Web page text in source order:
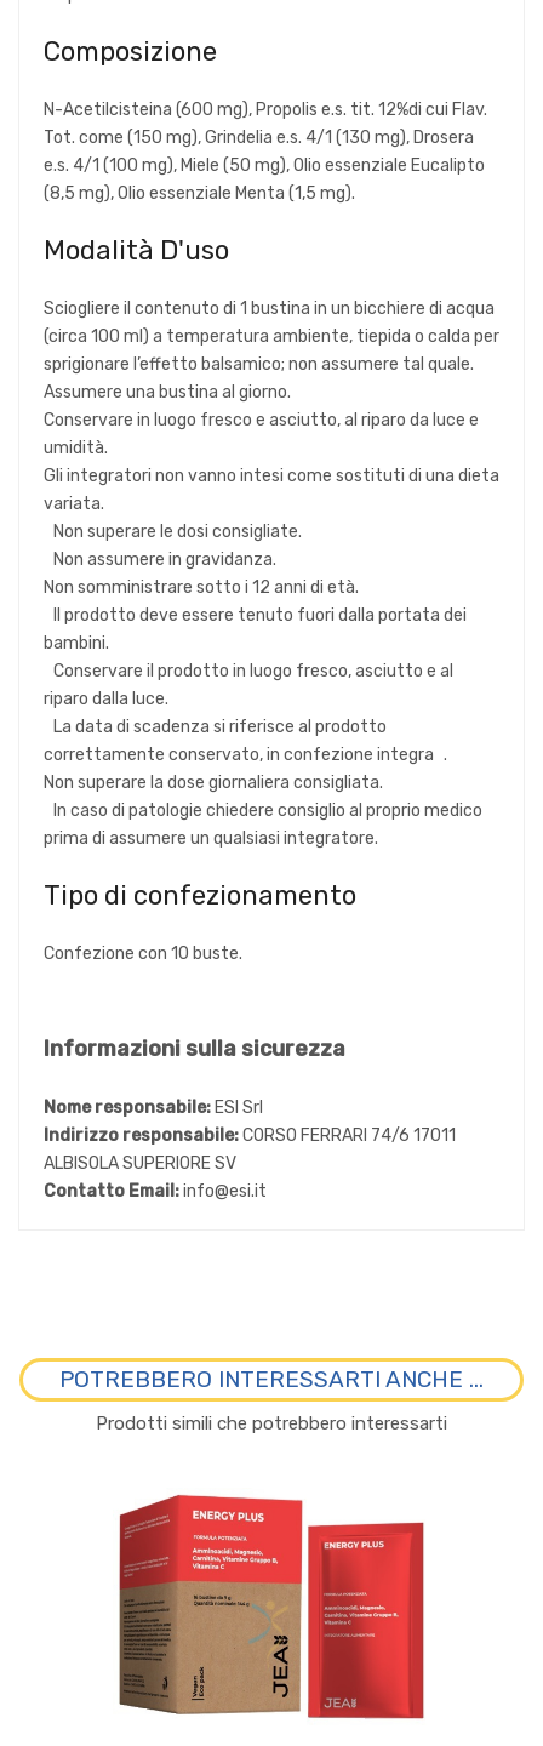
Composizione
N-Acetilcisteina (600 mg), Propolis e.s. tit. 12%di cui Flav.
Tot. come (150 mg), Grindelia e.s. 4/1 (130 mg), Drosera
e.s. 4/1 (100 mg), Miele (50 mg), Olio essenziale Eucalipto
(8,5 mg), Olio essenziale Menta (1,5 mg).
Modalità D'uso
Sciogliere il contenuto di 1 bustina in un bicchiere di acqua
(circa 100 ml) a temperatura ambiente, tiepida o calda per
sprigionare l’effetto balsamico; non assumere tal quale.
Assumere una bustina al giorno.
Conservare in luogo fresco e asciutto, al riparo da luce e
umidità.
Gli integratori non vanno intesi come sostituti di una dieta
variata.
Non superare le dosi consigliate.
Non assumere in gravidanza.
Non somministrare sotto i 12 anni di età.
Il prodotto deve essere tenuto fuori dalla portata dei
bambini.
Conservare il prodotto in luogo fresco, asciutto e al
riparo dalla luce.
La data di scadenza si riferisce al prodotto
correttamente conservato, in confezione integra .
Non superare la dose giornaliera consigliata.
In caso di patologie chiedere consiglio al proprio medico
prima di assumere un qualsiasi integratore.
Tipo di confezionamento
Confezione con 10 buste.
Informazioni sulla sicurezza
Nome responsabile: ESI Srl
Indirizzo responsabile:CORSO FERRARI 74/6 17011
ALBISOLA SUPERIORE SV
Contatto Email:info@esi.it
POTREBBERO INTERESSARTI ANCHE ...
Prodotti simili che potrebbero interessarti